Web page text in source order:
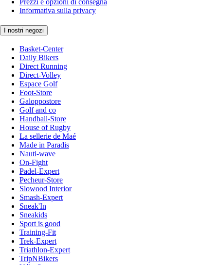
Prezzi e opzioni di consegna
Informativa sulla privacy
I nostri negozi
Basket-Center
Daily Bikers
Direct Running
Direct-Volley
Espace Golf
Foot-Store
Galoppostore
Golf and co
Handball-Store
House of Rugby
La sellerie de Maé
Made in Paradis
Nauti-wave
On-Fight
Padel-Expert
Pecheur-Store
Slowood Interior
Smash-Expert
Sneak'In
Sneakids
Sport is good
Training-Fit
Trek-Expert
Triathlon-Expert
TripNBikers